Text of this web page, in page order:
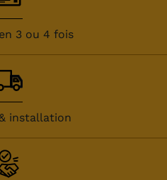
3 ou 4 fois
installation